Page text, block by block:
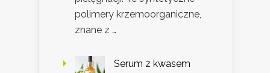
polimery krzemoorganiczne,
znane z …
Serum z kwasem